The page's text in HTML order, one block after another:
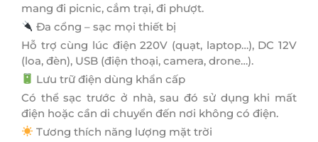
mang đi picnic, cắm trại, đi phượt.
Đa cổng – sạc mọi thiết bị
Hỗ trợ cùng lúc điện 220V (quạt, laptop…), DC 12V
(loa, đèn), USB (điện thoại, camera, drone…).
Lưu trữ điện dùng khẩn cấp
Có thể sạc trước ở nhà, sau đó sử dụng khi mất
điện hoặc cần di chuyển đến nơi không có điện.
Tương thích năng lượng mặt trời